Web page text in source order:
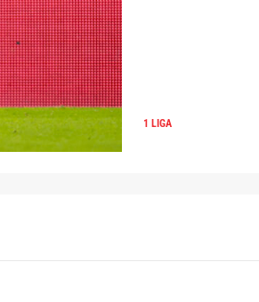
1 LIGA